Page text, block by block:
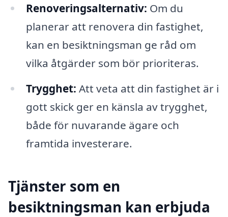
Renoveringsalternativ: Om du
planerar att renovera din fastighet,
kan en besiktningsman ge råd om
vilka åtgärder som bör prioriteras.
Trygghet: Att veta att din fastighet är i
gott skick ger en känsla av trygghet,
både för nuvarande ägare och
framtida investerare.
Tjänster som en
besiktningsman kan erbjuda